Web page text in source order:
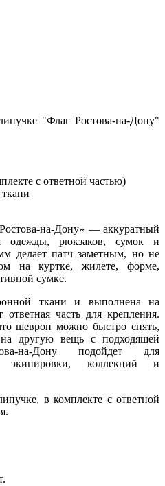
"Флаг Ростова-на-Дону"
с ответной частью)
на-Дону» — аккуратный
одежды, рюкзаков, сумок и
делает патч заметным, но не
на куртке, жилете, форме,
сумке.
ткани и выполнена на
часть для крепления.
шеврон можно быстро снять,
на другую вещь с подходящей
на-Дону подойдет для
экипировки, коллекций и
в комплекте с ответной